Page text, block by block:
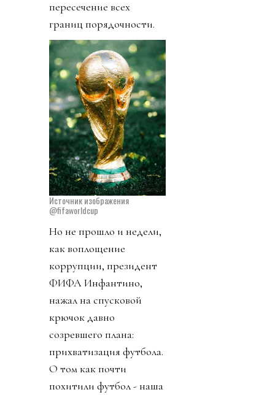
пересечение всех
границ порядочности.
Источник изображения
@fifaworldcup
Но не прошло и недели,
как воплощение
коррупции, президент
ФИФА Инфантино,
нажал на спусковой
крючок давно
созревшего плана:
прихватизация футбола.
О том как почти
похитили футбол - наша